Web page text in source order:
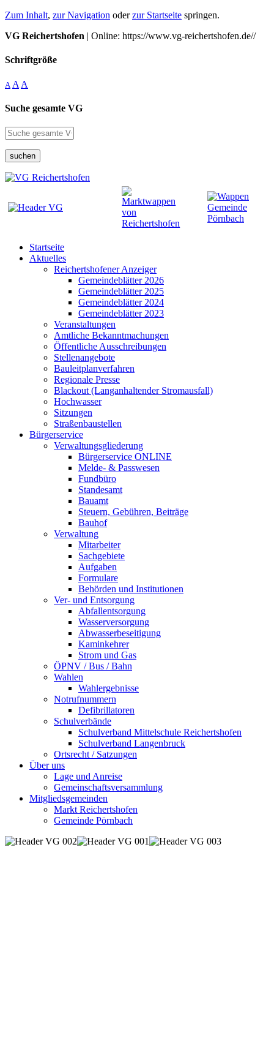
Zum Inhalt, zur Navigation oderzur Startseite springen.
VG Reichertshofen | Online: https://www.vg-reichertshofen.de//
Schriftgröße
A A A
Suche gesamte VG
suchen
Startseite
Aktuelles
Reichertshofener Anzeiger
Gemeindeblätter 2026
Gemeindeblätter 2025
Gemeindeblätter 2024
Gemeindeblätter 2023
Veranstaltungen
Amtliche Bekanntmachungen
Öffentliche Ausschreibungen
Stellenangebote
Bauleitplanverfahren
Regionale Presse
Blackout (Langanhaltender Stromausfall)
Hochwasser
Sitzungen
Straßenbaustellen
Bürgerservice
Verwaltungsgliederung
Bürgerservice ONLINE
Melde- & Passwesen
Fundbüro
Standesamt
Bauamt
Steuern, Gebühren, Beiträge
Bauhof
Verwaltung
Mitarbeiter
Sachgebiete
Aufgaben
Formulare
Behörden und Institutionen
Ver- und Entsorgung
Abfallentsorgung
Wasserversorgung
Abwasserbeseitigung
Kaminkehrer
Strom und Gas
ÖPNV / Bus / Bahn
Wahlen
Wahlergebnisse
Notrufnummern
Defibrillatoren
Schulverbände
Schulverband Mittelschule Reichertshofen
Schulverband Langenbruck
Ortsrecht / Satzungen
Über uns
Lage und Anreise
Gemeinschaftsversammlung
Mitgliedsgemeinden
Markt Reichertshofen
Gemeinde Pörnbach